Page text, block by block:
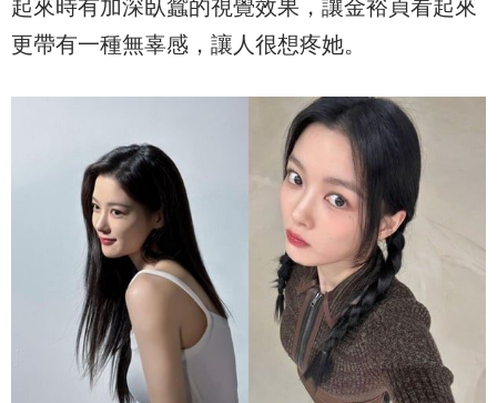
起來時有加深臥蠶的視覺效果，讓金裕貞看起來
更帶有一種無辜感，讓人很想疼她。